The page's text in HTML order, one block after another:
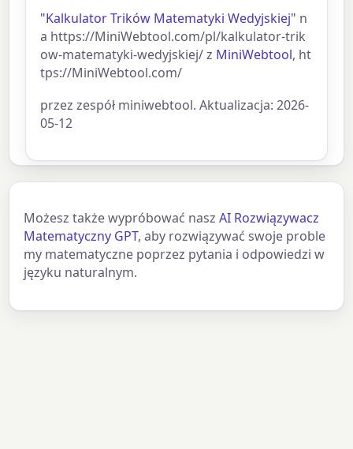
"Kalkulator Trików Matematyki Wedyjskiej" n
a https://MiniWebtool.com/pl/kalkulator-trik
ow-matematyki-wedyjskiej/ z MiniWebtool, ht
tps://MiniWebtool.com/
przez zespół miniwebtool. Aktualizacja: 2026-
05-12
Możesz także wypróbować naszAI Rozwiązywacz
Matematyczny GPT, aby rozwiązywać swoje proble
my matematyczne poprzez pytania i odpowiedzi w
języku naturalnym.